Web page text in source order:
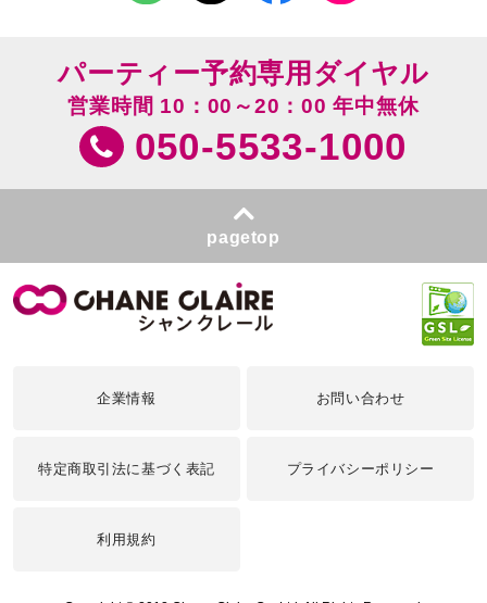
パーティー予約専用ダイヤル
営業時間 10：00～20：00 年中無休
050-5533-1000
pagetop
企業情報 お問い合わせ
特定商取引法に基づく表記 プライバシーポリシー
利用規約